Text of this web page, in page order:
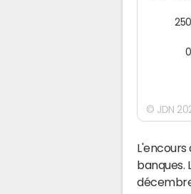
© JDN
banques.